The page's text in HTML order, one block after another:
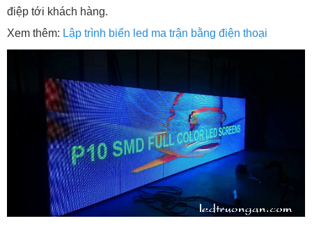
điệp tới khách hàng.
Xem thêm: Lập trình biển led ma trận bằng điện thoại